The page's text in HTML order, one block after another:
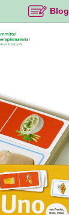
Blog